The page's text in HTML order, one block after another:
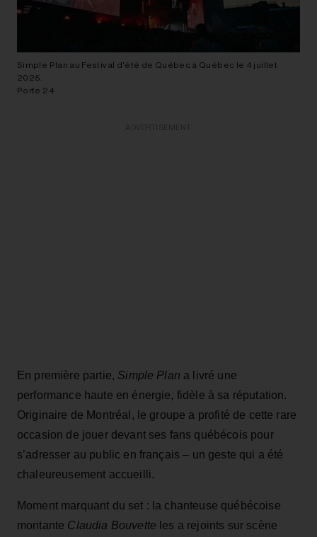
Simple Plan au Festival d'été de Québec à Québec le 4 juillet
2025.
Porte 24
En première partie, Simple Plan a livré une
performance haute en énergie, fidèle à sa réputation.
Originaire de Montréal, le groupe a profité de cette rare
occasion de jouer devant ses fans québécois pour
s’adresser au public en français – un geste qui a été
chaleureusement accueilli.
Moment marquant du set : la chanteuse québécoise
montante Claudia Bouvette les a rejoints sur scène